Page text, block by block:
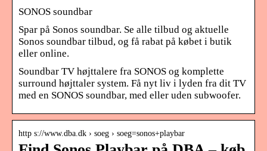
SONOS soundbar
Spar på Sonos soundbar. Se alle tilbud og aktuelle
Sonos soundbar tilbud, og få rabat på købet i butik
eller online.
Soundbar TV højttalere fra SONOS og komplette
surround højttaler system. Få nyt liv i lyden fra dit TV
med en SONOS soundbar, med eller uden subwoofer.
http s://www.dba.dk › soeg › soeg=sonos+playbar